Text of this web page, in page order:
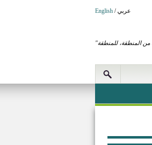
عربي/
English
من المنطقة، للمنطقة"